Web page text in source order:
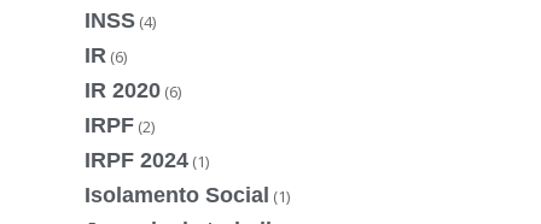
INSS (4)
IR (6)
IR 2020 (6)
IRPF (2)
IRPF 2024 (1)
Isolamento Social (1)